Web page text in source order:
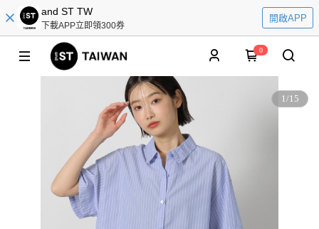
and ST TW
下載APP立即領300券
開啟APP
0
1/15